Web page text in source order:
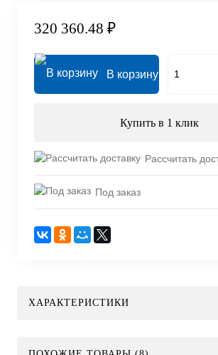
320 360.48 ₽
В корзину
Купить в 1 клик
Рассчитать
Под заказ
ХАРАКТЕРИСТИКИ